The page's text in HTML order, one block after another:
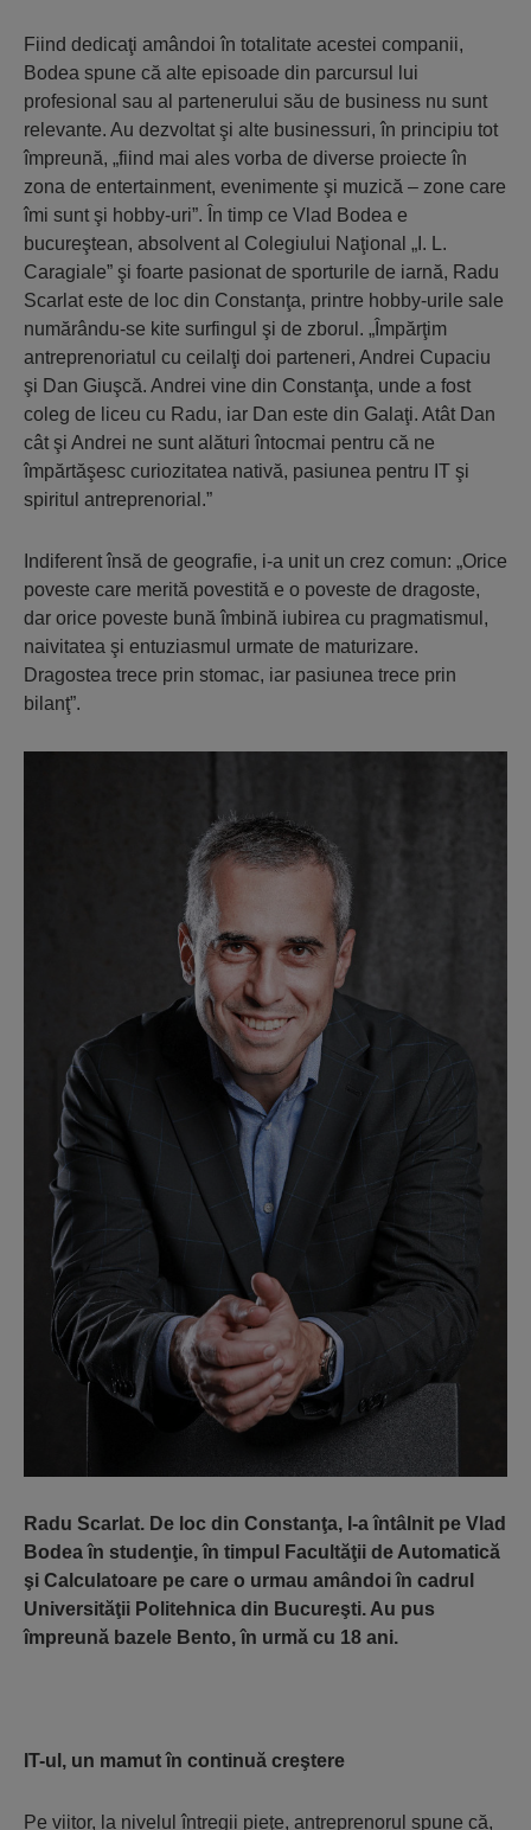
Fiind dedicaţi amândoi în totalitate acestei companii,
Bodea spune că alte episoade din parcursul lui
profesional sau al partenerului său de business nu sunt
relevante. Au dezvoltat şi alte businessuri, în principiu tot
împreună, „fiind mai ales vorba de diverse proiecte în
zona de entertainment, evenimente şi muzică – zone care
îmi sunt şi hobby-uri”. În timp ce Vlad Bodea e
bucureştean, absolvent al Colegiului Naţional „I. L.
Caragiale” şi foarte pasionat de sporturile de iarnă, Radu
Scarlat este de loc din Constanţa, printre hobby-urile sale
numărându-se kite surfingul şi de zborul. „Împărţim
antreprenoriatul cu ceilalţi doi parteneri, Andrei Cupaciu
şi Dan Giuşcă. Andrei vine din Constanţa, unde a fost
coleg de liceu cu Radu, iar Dan este din Galaţi. Atât Dan
cât şi Andrei ne sunt alături întocmai pentru că ne
împărtăşesc curiozitatea nativă, pasiunea pentru IT şi
spiritul antreprenorial.”
Indiferent însă de geografie, i-a unit un crez comun: „Orice
poveste care merită povestită e o poveste de dragoste,
dar orice poveste bună îmbină iubirea cu pragmatismul,
naivitatea şi entuziasmul urmate de maturizare.
Dragostea trece prin stomac, iar pasiunea trece prin
bilanţ”.
Radu Scarlat. De loc din Constanţa, l-a întâlnit pe Vlad
Bodea în studenţie, în timpul Facultăţii de Automatică
şi Calculatoare pe care o urmau amândoi în cadrul
Universităţii Politehnica din Bucureşti. Au pus
împreună bazele Bento, în urmă cu 18 ani.
IT-ul, un mamut în continuă creştere
Pe viitor, la nivelul întregii pieţe, antreprenorul spune că,